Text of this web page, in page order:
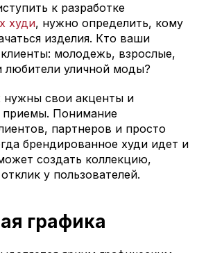
к разработке
худи, нужно определить, кому
изделия. Кто ваши
молодежь, взрослые,
любители уличной моды?
свои акценты и
приемы. Понимание
партнеров и просто
брендированное худи идет и
создать коллекцию,
у пользователей.
графика